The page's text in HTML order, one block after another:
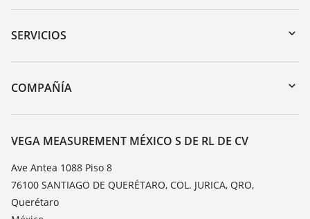
Zona de descarga
Búsqueda por número de serie
DTM Collection/PACTware
SERVICIOS
Devolución de instrumentos
Cursos de formacion
Lista de resistencias
TeamViewer
COMPAÑÍA
Acerca de VEGA
Contacto
Notícias
Prensa
Blog
VEGA MEASUREMENT MÉXICO S DE RL DE CV
Ave Antea 1088 Piso 8
76100 SANTIAGO DE QUERÉTARO, COL. JURICA, QRO,
Querétaro